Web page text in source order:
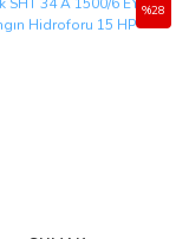
%28